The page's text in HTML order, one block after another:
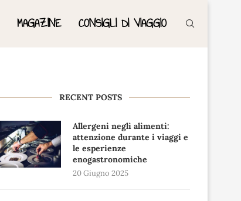
MAGAZINE CONSIGLI DI VIAGGIO
RECENT POSTS
Allergeni negli alimenti:
attenzione durante i viaggi e
le esperienze
enogastronomiche
20 Giugno 2025